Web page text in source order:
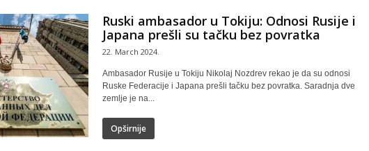
Ruski ambasador u Tokiju: Odnosi Rusije i
Japana prešli su tačku bez povratka
22. March 2024.
Ambasador Rusije u Tokiju Nikolaj Nozdrev rekao je da su odnosi
Ruske Federacije i Japana prešli tačku bez povratka. Saradnja dve
zemlje je na...
Opširnije